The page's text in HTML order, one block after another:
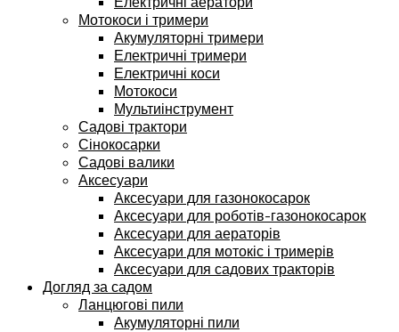
Мотокоси і тримери
Акумуляторні тримери
Електричні тримери
Електричні коси
Мотокоси
Мультиінструмент
Садові трактори
Сінокосарки
Садові валики
Аксесуари
Аксесуари для газонокосарок
Аксесуари для роботів-газонокосарок
Аксесуари для аераторів
Аксесуари для мотокіс і тримерів
Аксесуари для садових тракторів
Догляд за садом
Ланцюгові пили
Акумуляторні пили